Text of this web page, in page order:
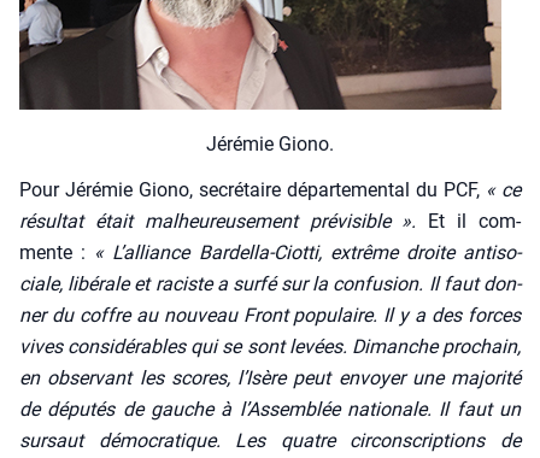
Jéré­mie Gio­no.
Pour Jéré­mie Gio­no, secré­taire dépar­te­men­tal du PCF, « ce
résul­tat était mal­heu­reu­se­ment pré­vi­sible ». Et il com­
mente : « L’alliance Bar­del­la-Ciot­ti, extrême droite anti­so­
ciale, libé­rale et raciste a sur­fé sur la confu­sion. Il faut don­
ner du coffre au nou­veau Front popu­laire. Il y a des forces
vives consi­dé­rables qui se sont levées. Dimanche pro­chain,
en obser­vant les scores, l’Isère peut envoyer une majo­ri­té
de dépu­tés de gauche à l’Assemblée natio­nale. Il faut un
sur­saut démo­cra­tique. Les quatre cir­cons­crip­tions de